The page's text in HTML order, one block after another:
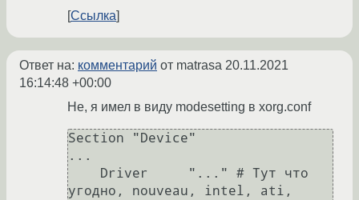
Ссылка
Ответ на: комментарий от matrasa 20.11.2021
16:14:48 +00:00
Не, я имел в виду modesetting в xorg.conf
Section "Device"
...
угодно, nouveau, intel, ati,